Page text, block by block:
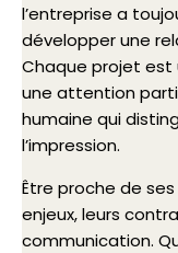
l’entreprise a
développer une
Chaque projet est
une attention
humaine qui
l’impression.
Être proche de
enjeux, leurs
communication.